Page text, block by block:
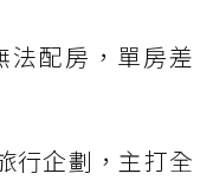
法配房，單房差
行企劃，主打全